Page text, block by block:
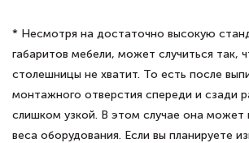
* Несмотря на достаточно высокую
габаритов мебели, может случиться так,
столешницы не хватит. То есть после
монтажного отверстия спереди и сзади
слишком узкой. В этом случае она может
веса оборудования. Если вы планируете